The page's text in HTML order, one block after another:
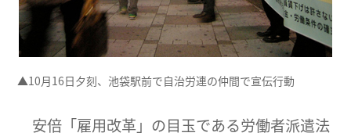
▲10月16日夕刻、池袋駅前で自治労連の仲間で宣伝行動
安倍「雇用改革」の目玉である労働者派遣法